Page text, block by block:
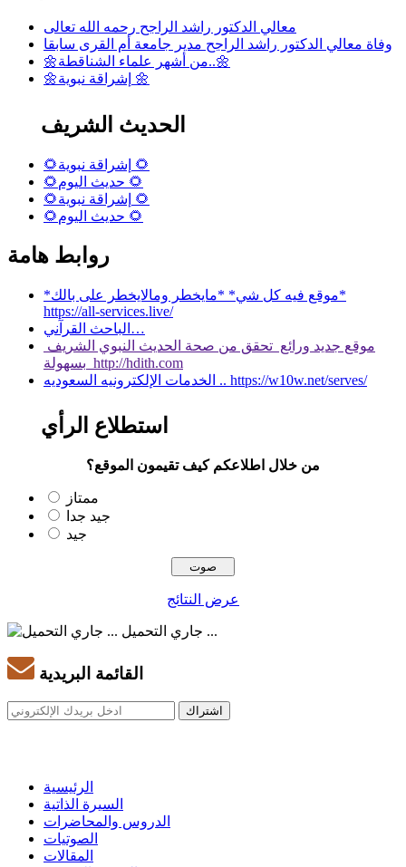
معالي الدكتور راشد الراجح رحمه الله تعالى
وفاة معالي الدكتور راشد الراجح مدير جامعة أم القرى سابقا
🌼من أشهر علماء الشناقطة..🌼
🌼إشراقة نبوية 🌼
الحديث الشريف
🌻إشراقة نبوية 🌻
🌻حديث اليوم 🌻
🌻إشراقة نبوية 🌻
🌻حديث اليوم 🌻
روابط هامة
*موقع فيه كل شي* *مايخطر ومالايخطر على بالك*
https://all-services.live/
الباحث القرآني…
موقع جديد ورائع تحقق من صحة الحديث النبوي الشريف
بسهولة http://hdith.com
الخدمات الإلكترونيه السعوديه .. https://w10w.net/serves/
استطلاع الرأي
من خلال اطلاعكم كيف تقيمون الموقع؟
ممتاز
جيد جدا
جيد
عرض النتائج
جاري التحميل ...
القائمة البريدية
الرئيسية
السيرة الذاتية
الدروس والمحاضرات
الصوتيات
المقالات